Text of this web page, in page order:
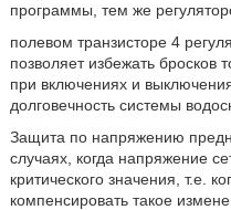
программы, тем же
полевом транзисторе 4
позволяет избежать бросков
при включениях и
долговечность системы
Защита по напряжению
случаях, когда напряжение
критического значения, т.е.
компенсировать такое